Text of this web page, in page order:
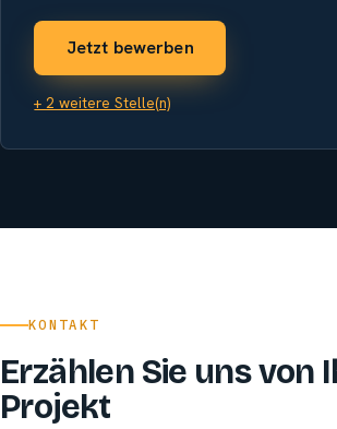
Jetzt bewerben
+ 2 weitere Stelle(n)
KONTAKT
Erzählen Sie uns von
Projekt